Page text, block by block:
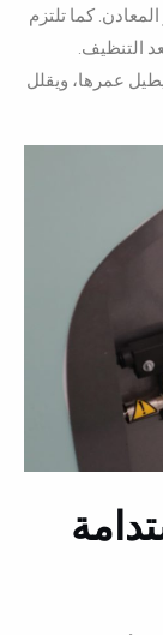
كما تلتزم
التنظيف.
عمرها، ويقلل